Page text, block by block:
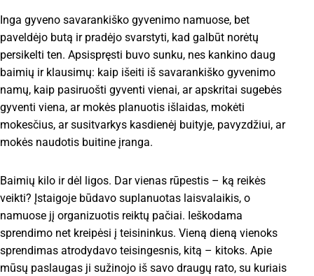
Inga gyveno savarankiško gyvenimo namuose, bet
paveldėjo butą ir pradėjo svarstyti, kad galbūt norėtų
persikelti ten. Apsispręsti buvo sunku, nes kankino daug
baimių ir klausimų: kaip išeiti iš savarankiško gyvenimo
namų, kaip pasiruošti gyventi vienai, ar apskritai sugebės
gyventi viena, ar mokės planuotis išlaidas, mokėti
mokesčius, ar susitvarkys kasdienėj buityje, pavyzdžiui, ar
mokės naudotis buitine įranga.
Baimių kilo ir dėl ligos. Dar vienas rūpestis – ką reikės
veikti? Įstaigoje būdavo suplanuotas laisvalaikis, o
namuose jį organizuotis reiktų pačiai. Ieškodama
sprendimo net kreipėsi į teisininkus. Vieną dieną vienoks
sprendimas atrodydavo teisingesnis, kitą – kitoks. Apie
mūsų paslaugas ji sužinojo iš savo draugų rato, su kuriais